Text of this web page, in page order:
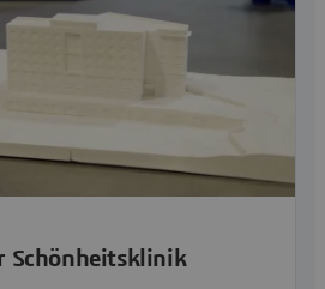
Schönheitsklinik